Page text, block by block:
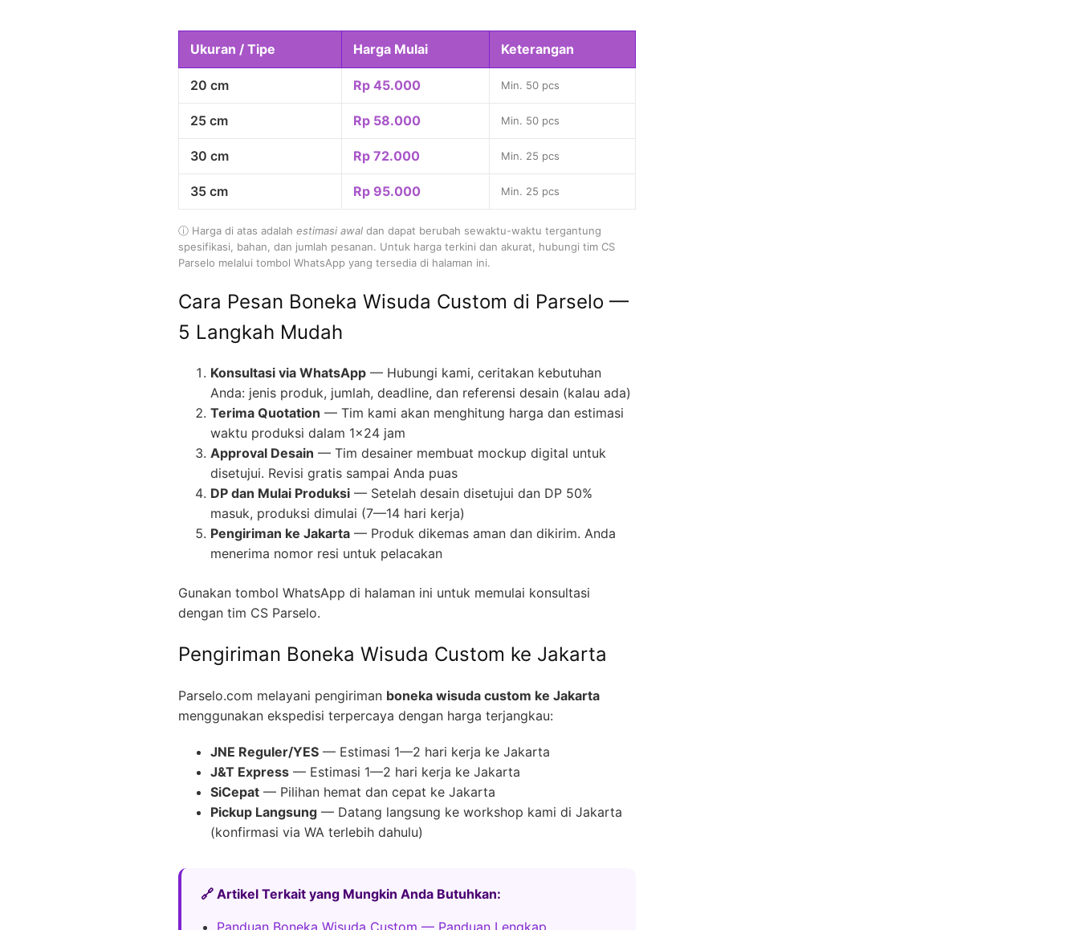
Ukuran / Tipe Harga Mulai Keterangan
20 cm Rp 45.000 Min. 50 pcs
25 cm Rp 58.000 Min. 50 pcs
30 cm Rp 72.000 Min. 25 pcs
35 cm Rp 95.000 Min. 25 pcs
ⓘ Harga di atas adalah estimasi awal dan dapat berubah sewaktu-waktu tergantung
spesifikasi, bahan, dan jumlah pesanan. Untuk harga terkini dan akurat, hubungi tim CS
Parselo melalui tombol WhatsApp yang tersedia di halaman ini.
Cara Pesan Boneka Wisuda Custom di Parselo —
5 Langkah Mudah
Konsultasi via WhatsApp — Hubungi kami, ceritakan kebutuhan
Anda: jenis produk, jumlah, deadline, dan referensi desain (kalau ada)
Terima Quotation — Tim kami akan menghitung harga dan estimasi
waktu produksi dalam 1×24 jam
Approval Desain — Tim desainer membuat mockup digital untuk
disetujui. Revisi gratis sampai Anda puas
DP dan Mulai Produksi — Setelah desain disetujui dan DP 50%
masuk, produksi dimulai (7—14 hari kerja)
Pengiriman ke Jakarta — Produk dikemas aman dan dikirim. Anda
menerima nomor resi untuk pelacakan
Gunakan tombol WhatsApp di halaman ini untuk memulai konsultasi
dengan tim CS Parselo.
Pengiriman Boneka Wisuda Custom ke Jakarta
Parselo.com melayani pengiriman boneka wisuda custom ke Jakarta
menggunakan ekspedisi terpercaya dengan harga terjangkau:
JNE Reguler/YES — Estimasi 1—2 hari kerja ke Jakarta
J&T Express — Estimasi 1—2 hari kerja ke Jakarta
SiCepat — Pilihan hemat dan cepat ke Jakarta
Pickup Langsung — Datang langsung ke workshop kami di Jakarta
(konfirmasi via WA terlebih dahulu)
🔗 Artikel Terkait yang Mungkin Anda Butuhkan: